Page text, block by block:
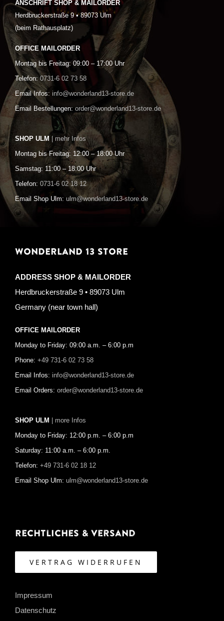
ANSCHRIFT SHOP & MAILORDER
Herdbruckerstraße 9 • 89073 Ulm
(beim Rathausplatz)
OFFICE MAILORDER
Montag bis Freitag: 09:00 – 17:00 Uhr
Telefon: 0731-6 02 73 58
Email Infos: info@wonderland13-store.de
Email Bestellungen: order@wonderland13-store.de
SHOP ULM | mehr Infos
Montag bis Freitag: 12:00 – 18:00 Uhr
Samstag: 11:00 – 18:00 Uhr
Telefon: 0731-6 02 18 12
Email Shop Ulm: ulm@wonderland13-store.de
WONDERLAND 13 STORE
ADDRESS SHOP & MAILORDER
Herdbruckerstraße 9 • 89073 Ulm
Germany (near town hall)
OFFICE MAILORDER
Monday to Friday: 09:00 a.m. – 6:00 p.m
Phone: +49 731-6 02 73 58
Email Infos: info@wonderland13-store.de
Email Orders: order@wonderland13-store.de
SHOP ULM | more Infos
Monday to Friday: 12:00 p.m. – 6:00 p.m
Saturday: 11:00 a.m. – 6:00 p.m.
Telefon: +49 731-6 02 18 12
Email Shop Ulm: ulm@wonderland13-store.de
Rechtliches & Versand
VERTRAG WIDERRUFEN
Impressum
Datenschutz